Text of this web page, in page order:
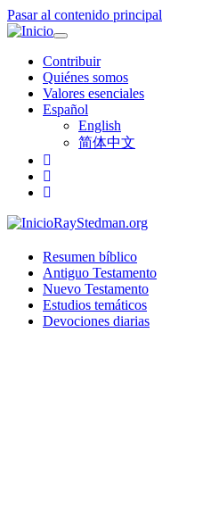
Pasar al contenido principal
Toggle
navigation
Contribuir
Quiénes somos
Valores esenciales
Español
English
简体中文
RayStedman.org
Resumen bíblico
Antiguo Testamento
Nuevo Testamento
Estudios temáticos
Devociones diarias